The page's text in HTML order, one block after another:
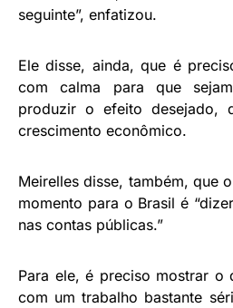
seguinte”, enfatizou.
Ele disse, ainda, que é
com calma para que
produzir o efeito desejado,
crescimento econômico.
Meirelles disse, também, que
momento para o Brasil é
nas contas públicas.”
Para ele, é preciso mostrar o
com um trabalho bastante